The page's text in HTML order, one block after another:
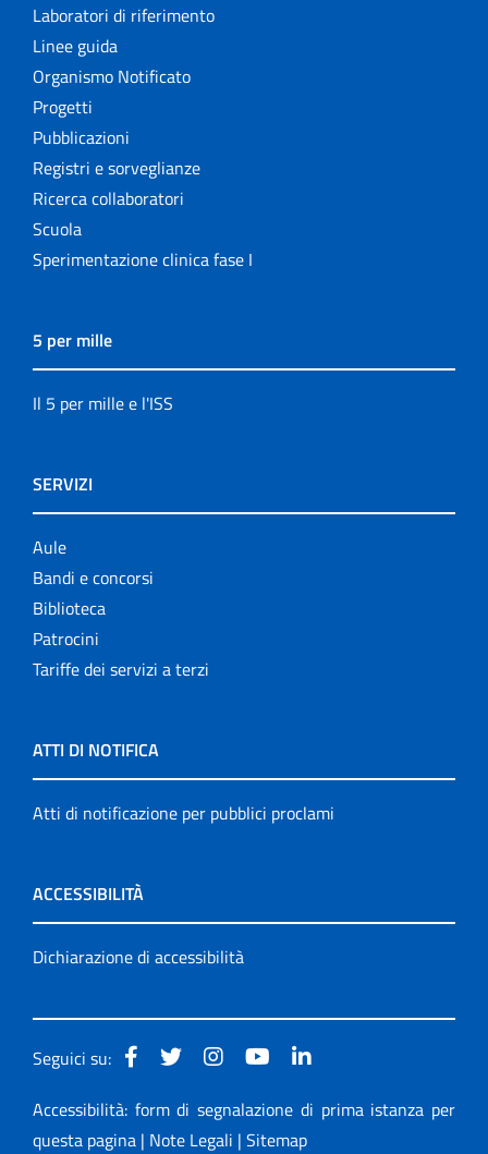
Laboratori di riferimento
Linee guida
Organismo Notificato
Progetti
Pubblicazioni
Registri e sorveglianze
Ricerca collaboratori
Scuola
Sperimentazione clinica fase I
5 per mille
Il 5 per mille e l'ISS
SERVIZI
Aule
Bandi e concorsi
Biblioteca
Patrocini
Tariffe dei servizi a terzi
ATTI DI NOTIFICA
Atti di notificazione per pubblici proclami
ACCESSIBILITÀ
Dichiarazione di accessibilità
Seguici su:
Accessibilità: form di segnalazione di prima istanza per
questa pagina | Note Legali | Sitemap